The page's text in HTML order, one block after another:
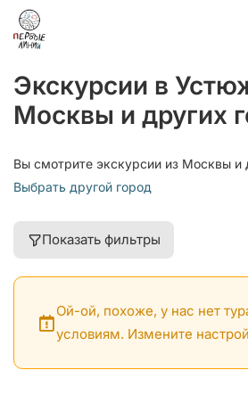
Экскурсии в
Москвы и других
Вы смотрите экскурсии из Москвы и
Выбрать другой город
Показать фильтры
Ой-ой, похоже, у нас нет
условиям. Измените